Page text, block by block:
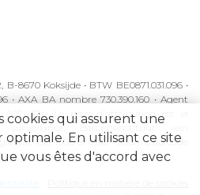
8670 Koksijde • BTW BE0871.031.096 •
• AXA BA nombre 730.390.160 • Agent
507.437 • Le pays d'attribution est la
Beroepsinstituut van
16B, 1000 Brussel • Soumis au code
septembre 2006
cookies qui assurent une
En utilisant ce site
vous êtes d'accord avec